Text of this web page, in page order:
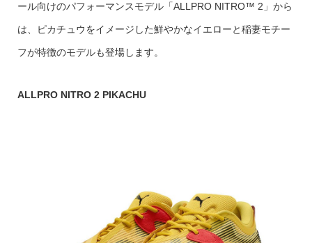
ール向けのパフォーマンスモデル「ALLPRO NITRO™ 2」から
は、ピカチュウをイメージした鮮やかなイエローと稲妻モチー
フが特徴のモデルも登場します。
ALLPRO NITRO 2 PIKACHU